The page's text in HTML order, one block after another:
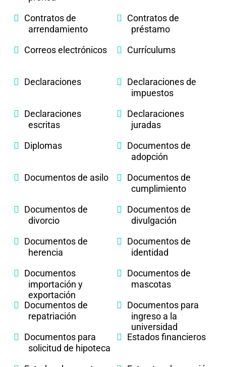
Contratos de
arrendamiento
Contratos de
préstamo
Correos electrónicos
Currículums
Declaraciones
Declaraciones de
impuestos
Declaraciones
escritas
Declaraciones
juradas
Diplomas
Documentos de
adopción
Documentos de asilo
Documentos de
cumplimiento
Documentos de
divorcio
Documentos de
divulgación
Documentos de
herencia
Documentos de
identidad
Documentos
importación y
exportación
Documentos de
mascotas
Documentos de
repatriación
Documentos para
ingreso a la
universidad
Documentos para
solicitud de hipoteca
Estados financieros